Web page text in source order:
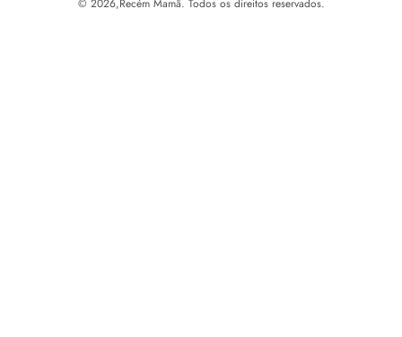
© 2026,Recém Mamã. Todos os direitos reservados.